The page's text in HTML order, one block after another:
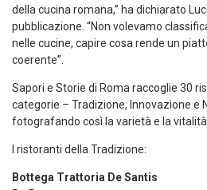
della cucina romana,” ha dichiarato
pubblicazione. “Non volevamo
nelle cucine, capire cosa rende un
coerente”.
Sapori e Storie di Roma raccoglie 30
categorie – Tradizione, Innovazione e
fotografando così la varietà e la
I ristoranti della Tradizione:
Bottega Trattoria De Santis